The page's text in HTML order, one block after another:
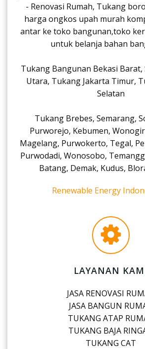
- Renovasi Rumah, Tukang
harga ongkos upah murah
antar ke toko bangunan,toko
untuk belanja bahan
Tukang Bangunan Bekasi Barat,
Utara, Tukang Jakarta Timur,
Selatan
Tukang Brebes, Semarang,
Purworejo, Kebumen,
Magelang, Purwokerto, Tegal,
Purwodadi, Wonosobo,
Batang, Demak, Kudus,
Renewable Energy
LAYANAN
JASA RENOVASI
JASA BANGUN
TUKANG ATAP
TUKANG BAJA
TUKANG CAT